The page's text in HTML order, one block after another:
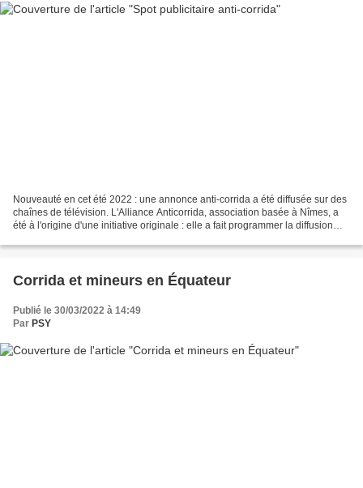
Nouveauté en cet été 2022 : une annonce anti-corrida a été diffusée sur des
chaînes de télévision. L'Alliance Anticorrida, association basée à Nîmes, a
été à l'origine d'une initiative originale : elle a fait programmer la diffusion
Corrida et mineurs en Équateur
Publié le 30/03/2022 à 14:49
Par PSY